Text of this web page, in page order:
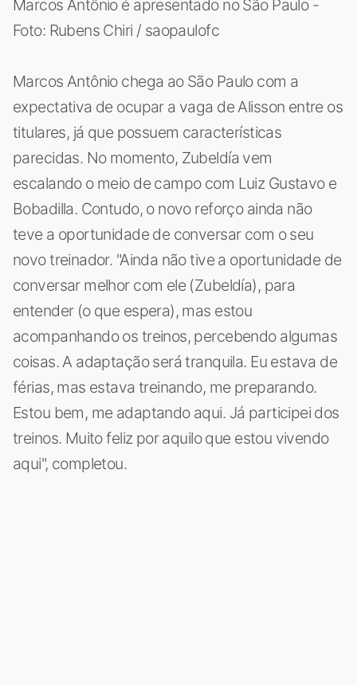
Marcos Antônio é apresentado no São Paulo -
Foto: Rubens Chiri / saopaulofc
Marcos Antônio chega ao São Paulo com a
expectativa de ocupar a vaga de Alisson entre os
titulares, já que possuem características
parecidas. No momento, Zubeldía vem
escalando o meio de campo com Luiz Gustavo e
Bobadilla. Contudo, o novo reforço ainda não
teve a oportunidade de conversar com o seu
novo treinador. "Ainda não tive a oportunidade de
conversar melhor com ele (Zubeldía), para
entender (o que espera), mas estou
acompanhando os treinos, percebendo algumas
coisas. A adaptação será tranquila. Eu estava de
férias, mas estava treinando, me preparando.
Estou bem, me adaptando aqui. Já participei dos
treinos. Muito feliz por aquilo que estou vivendo
aqui", completou.